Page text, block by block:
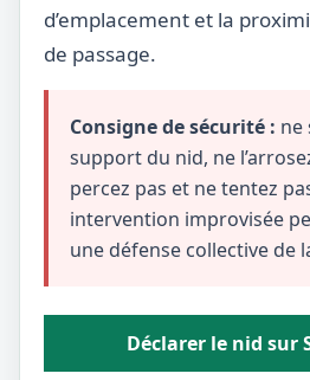
d’emplacement et la
de passage.
Consigne de sécurité : ne
support du nid, ne
percez pas et ne tentez
intervention improvisée
une défense collective de
Déclarer le nid sur